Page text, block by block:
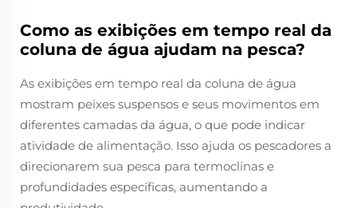
Como as exibições em tempo real da
coluna de água ajudam na pesca?
As exibições em tempo real da coluna de água
mostram peixes suspensos e seus movimentos em
diferentes camadas da água, o que pode indicar
atividade de alimentação. Isso ajuda os pescadores a
direcionarem sua pesca para termoclinas e
profundidades específicas, aumentando a